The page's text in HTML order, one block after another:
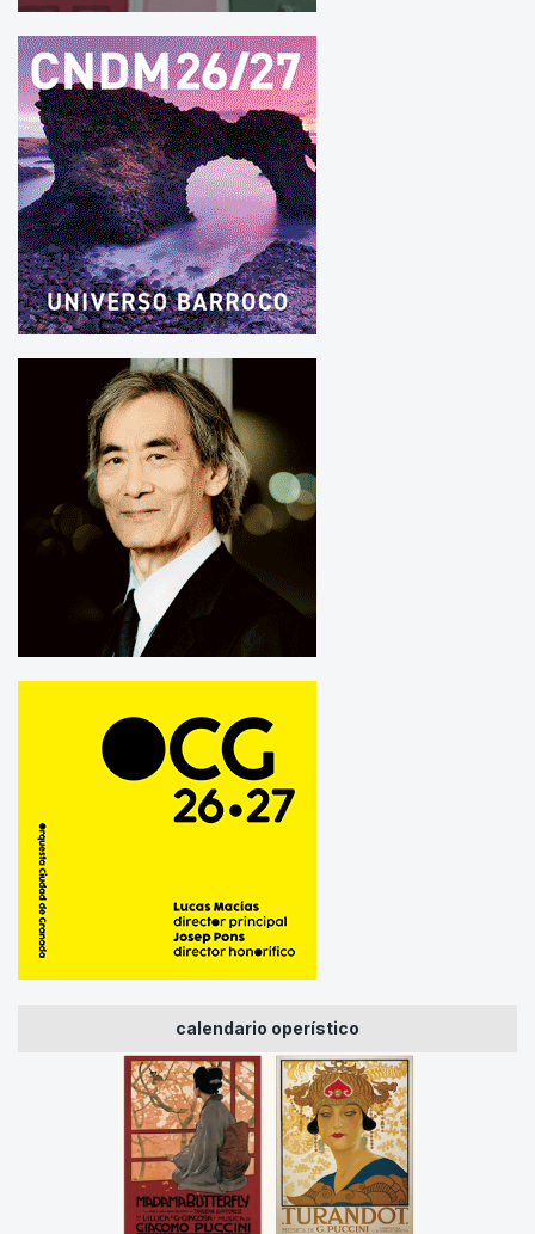
calendario operístico